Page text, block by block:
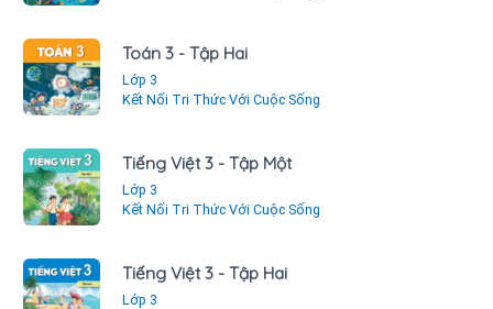
Toán 3 - Tập Hai
Lớp 3
Kết Nối Tri Thức Với Cuộc Sống
Tiếng Việt 3 - Tập Một
Lớp 3
Kết Nối Tri Thức Với Cuộc Sống
Tiếng Việt 3 - Tập Hai
Lớp 3